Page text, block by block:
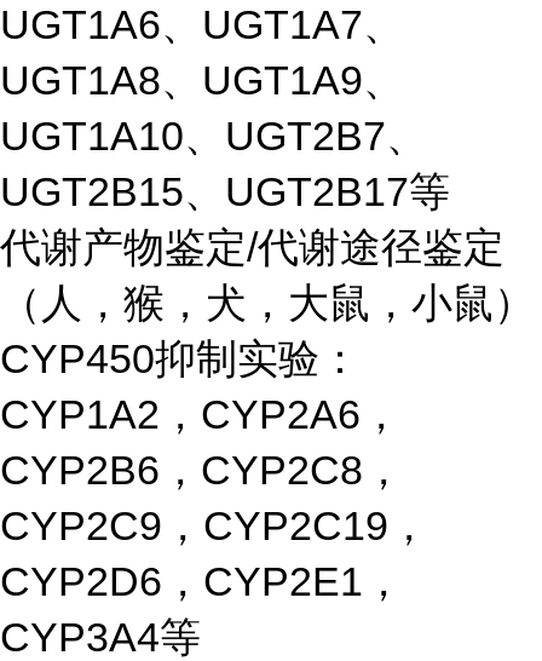
UGT1A6、UGT1A7、
UGT1A8、UGT1A9、
UGT1A10、UGT2B7、
UGT2B15、UGT2B17等
代谢产物鉴定/代谢途径鉴定
（人，猴，犬，大鼠，小鼠）
CYP450抑制实验：
CYP1A2，CYP2A6，
CYP2B6，CYP2C8，
CYP2C9，CYP2C19，
CYP2D6，CYP2E1，
CYP3A4等